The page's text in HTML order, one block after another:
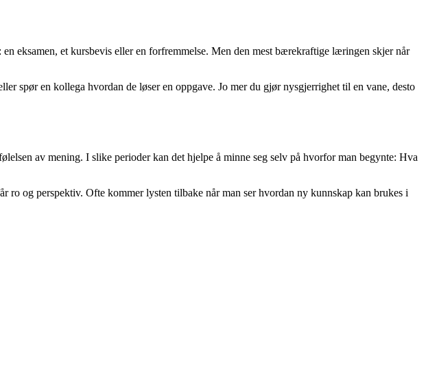
eksamen, et kursbevis eller en forfremmelse. Men den mest bærekraftige læringen skjer når
spør en kollega hvordan de løser en oppgave. Jo mer du gjør nysgjerrighet til en vane, desto
av mening. I slike perioder kan det hjelpe å minne seg selv på hvorfor man begynte: Hva
ro og perspektiv. Ofte kommer lysten tilbake når man ser hvordan ny kunnskap kan brukes i